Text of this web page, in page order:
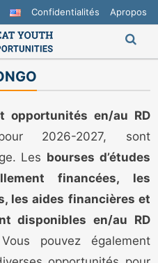
Confidentialités Apropos
opportunités en/au RD
2026-2027, sont
Les bourses d’études
financées, les
les aides financières et
disponibles en/au RD
pouvez également